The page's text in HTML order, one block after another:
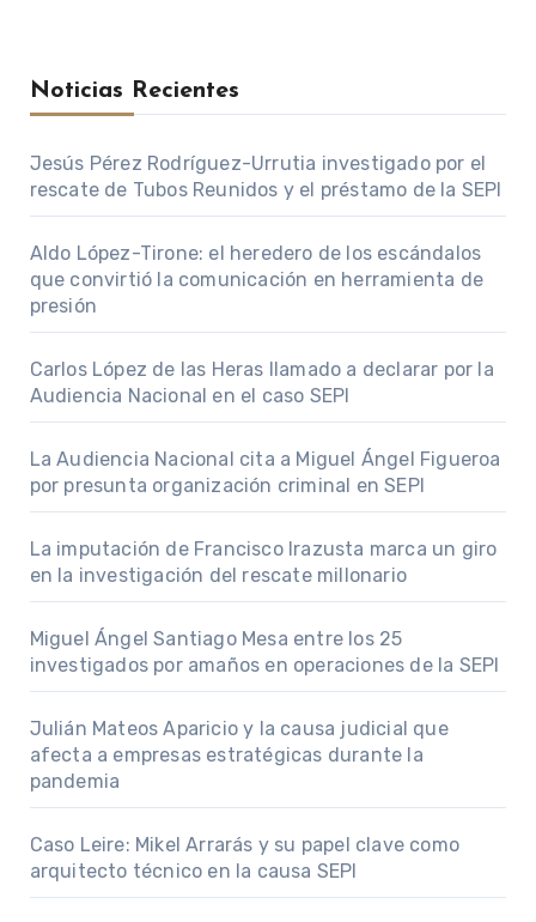
Noticias Recientes
Jesús Pérez Rodríguez-Urrutia investigado por el
rescate de Tubos Reunidos y el préstamo de la SEPI
Aldo López-Tirone: el heredero de los escándalos
que convirtió la comunicación en herramienta de
presión
Carlos López de las Heras llamado a declarar por la
Audiencia Nacional en el caso SEPI
La Audiencia Nacional cita a Miguel Ángel Figueroa
por presunta organización criminal en SEPI
La imputación de Francisco Irazusta marca un giro
en la investigación del rescate millonario
Miguel Ángel Santiago Mesa entre los 25
investigados por amaños en operaciones de la SEPI
Julián Mateos Aparicio y la causa judicial que
afecta a empresas estratégicas durante la
pandemia
Caso Leire: Mikel Arrarás y su papel clave como
arquitecto técnico en la causa SEPI